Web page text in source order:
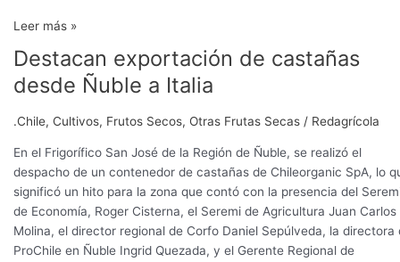
Leer más »
Destacan exportación de castañas
desde Ñuble a Italia
.Chile, Cultivos, Frutos Secos, Otras Frutas Secas / Redagrícola
En el Frigorífico San José de la Región de Ñuble, se realizó el
despacho de un contenedor de castañas de Chileorganic SpA, lo
significó un hito para la zona que contó con la presencia del
de Economía, Roger Cisterna, el Seremi de Agricultura Juan Carlos
Molina, el director regional de Corfo Daniel Sepúlveda, la directora
ProChile en Ñuble Ingrid Quezada, y el Gerente Regional de
Destacan
exportación
de
castañas
desde
Ñuble
a
Italia